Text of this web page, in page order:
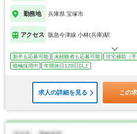
勤務地 兵庫県 宝塚市
アクセス 阪急今津線 小林(兵庫)駅
新卒も応募可能 未経験者も応募可能 住宅補助（手
積極採用中
年間休日120日以上
求人の詳細を見る この